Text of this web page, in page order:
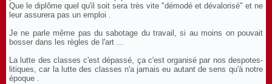
Que le diplôme quel qu'il soit sera très vite "démodé et dévalorisé" et ne
leur assurera pas un emploi .
Je ne parle même pas du sabotage du travail, si au moins on pouvait
bosser dans les règles de l'art ...
La lutte des classes c'est dépassé, ça c'est organisé par nos despotes-
litiques, car la lutte des classes n'a jamais eu autant de sens qu'à notre
époque .